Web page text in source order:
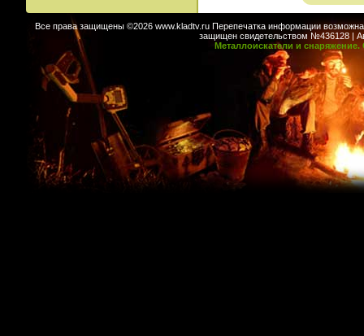
Все права защищены ©2026 www.kladtv.ru Перепечатка информации возможна
защищен свидетельством №436128 |
Металлоискатели и